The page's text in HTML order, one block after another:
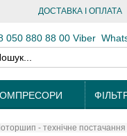
ДОСТАВКА І ОПЛАТА
050 880 88 00 Viber
- технічне постачання